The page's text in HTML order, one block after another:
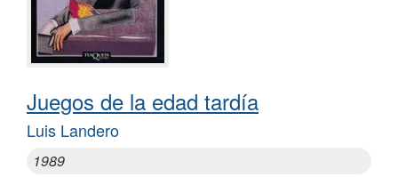
Juegos de la edad tardía
Luis Landero
1989